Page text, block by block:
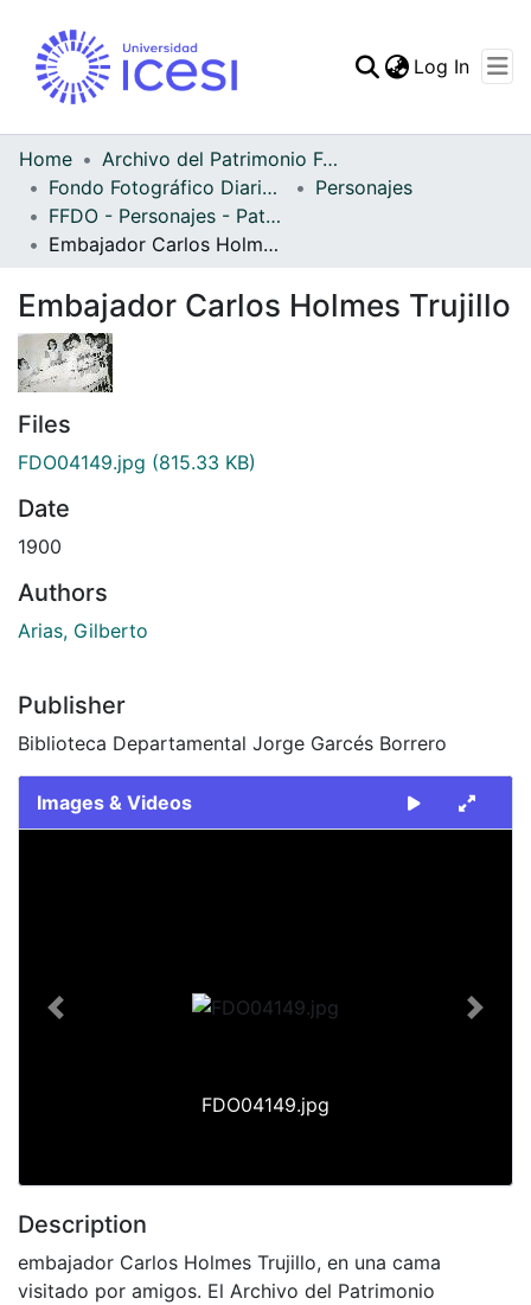
Statistics
Log In
Home
Archivo del Patrimonio Fotográfico y Fílmico del Valle del Cauca
Fondo Fotográfico Diario Occidente
Personajes
FFDO - Personajes - Patrimonial
Embajador Carlos Holmes Trujillo
Embajador Carlos Holmes Trujillo
Files
FDO04149.jpg (815.33 KB)
Date
1900
Authors
Arias, Gilberto
Publisher
Biblioteca Departamental Jorge Garcés Borrero
Images & Videos
FDO04149.jpg
Previous Next
Description
embajador Carlos Holmes Trujillo, en una cama
visitado por amigos. El Archivo del Patrimonio